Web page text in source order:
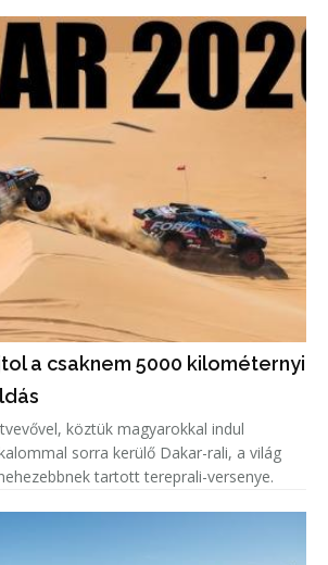
a csaknem 5000 kilométernyi
köztük magyarokkal indul
sorra kerülő Dakar-rali, a világ
tartott tereprali-versenye.